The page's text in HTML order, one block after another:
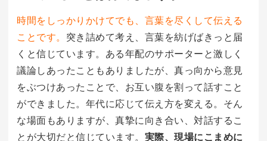
時間をしっかりかけてでも、言葉を尽くして伝える
ことです。 突き詰めて考え、言葉を紡げばきっと届
くと信じています。ある年配のサポーターと激しく
議論しあったこともありましたが、真っ向から意見
をぶつけあったことで、お互い腹を割って話すこと
ができました。年代に応じて伝え方を変える。そん
な場面もありますが、真摯に向き合い、対話するこ
とが大切だと信じています。 実際、現場にこまめに